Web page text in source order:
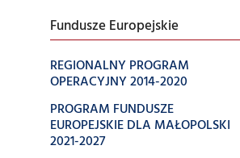
Fundusze Europejskie
REGIONALNY PROGRAM
OPERACYJNY 2014-2020
PROGRAM FUNDUSZE
EUROPEJSKIE DLA MAŁOPOLSKI
2021-2027